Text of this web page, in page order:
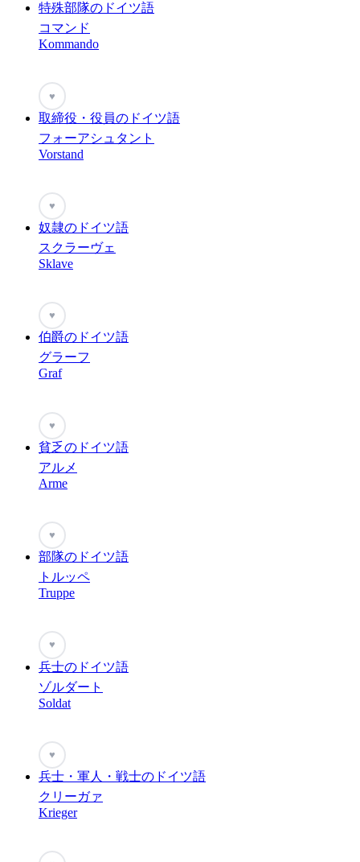
特殊部隊のドイツ語
コマンド
Kommando
♥
取締役・役員のドイツ語
フォーアシュタント
Vorstand
♥
奴隷のドイツ語
スクラーヴェ
Sklave
♥
伯爵のドイツ語
グラーフ
Graf
♥
貧乏のドイツ語
アルメ
Arme
♥
部隊のドイツ語
トルッペ
Truppe
♥
兵士のドイツ語
ゾルダート
Soldat
♥
兵士・軍人・戦士のドイツ語
クリーガァ
Krieger